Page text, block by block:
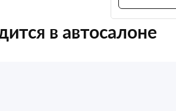
в автосалоне